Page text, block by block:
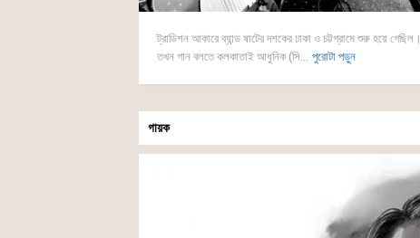
ট্রাডিশন আকারে ব্যান্ড ষাটের দশকের ঢাকা ও চট্টগ্রামে শুরু হয়ে গেছিল।
তখন গান বলতে কলকাতাই আধুনিক (সি...
পুরোটা পড়ুন
গায়ক